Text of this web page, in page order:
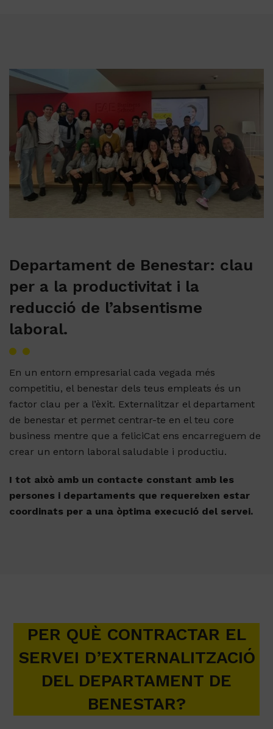
Departament de Benestar: clau
per a la productivitat i la
reducció de l’absentisme
laboral.
En un entorn empresarial cada vegada més
competitiu, el benestar dels teus empleats és un
factor clau per a l’èxit. Externalitzar el departament
de benestar et permet centrar-te en el teu core
business mentre que a feliciCat ens encarreguem de
crear un entorn laboral saludable i productiu.
I tot això amb un contacte constant amb les
persones i departaments que requereixen estar
coordinats per a una òptima execució del servei.
PER QUÈ CONTRACTAR EL
SERVEI D’EXTERNALITZACIÓ
DEL DEPARTAMENT DE
BENESTAR?